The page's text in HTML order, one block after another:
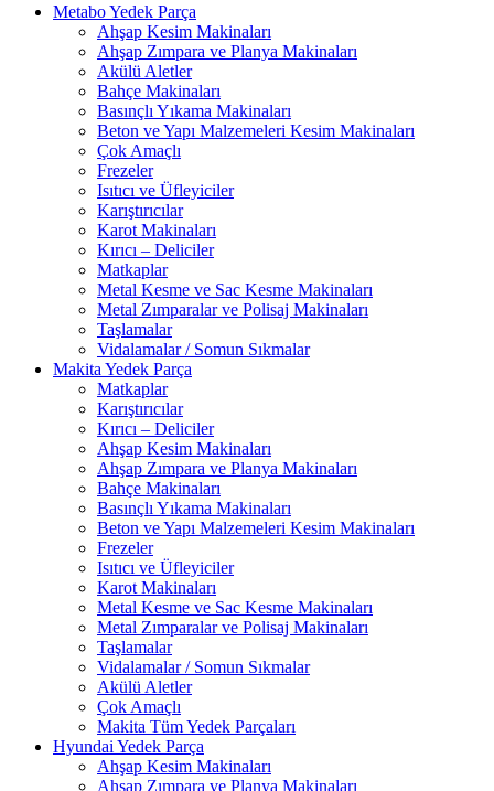
Metabo Yedek Parça
Ahşap Kesim Makinaları
Ahşap Zımpara ve Planya Makinaları
Akülü Aletler
Bahçe Makinaları
Basınçlı Yıkama Makinaları
Beton ve Yapı Malzemeleri Kesim Makinaları
Çok Amaçlı
Frezeler
Isıtıcı ve Üfleyiciler
Karıştırıcılar
Karot Makinaları
Kırıcı – Deliciler
Matkaplar
Metal Kesme ve Sac Kesme Makinaları
Metal Zımparalar ve Polisaj Makinaları
Taşlamalar
Vidalamalar / Somun Sıkmalar
Makita Yedek Parça
Matkaplar
Karıştırıcılar
Kırıcı – Deliciler
Ahşap Kesim Makinaları
Ahşap Zımpara ve Planya Makinaları
Bahçe Makinaları
Basınçlı Yıkama Makinaları
Beton ve Yapı Malzemeleri Kesim Makinaları
Frezeler
Isıtıcı ve Üfleyiciler
Karot Makinaları
Metal Kesme ve Sac Kesme Makinaları
Metal Zımparalar ve Polisaj Makinaları
Taşlamalar
Vidalamalar / Somun Sıkmalar
Akülü Aletler
Çok Amaçlı
Makita Tüm Yedek Parçaları
Hyundai Yedek Parça
Ahşap Kesim Makinaları
Ahşap Zımpara ve Planya Makinaları